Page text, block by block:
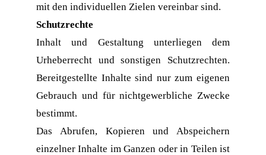
mit den individuellen Zielen vereinbar sind.
Schutzrechte
Inhalt und Gestaltung unterliegen dem
Urheberrecht und sonstigen Schutzrechten.
Bereitgestellte Inhalte sind nur zum eigenen
Gebrauch und für nichtgewerbliche Zwecke
bestimmt.
Das Abrufen, Kopieren und Abspeichern
einzelner Inhalte im Ganzen oder in Teilen ist